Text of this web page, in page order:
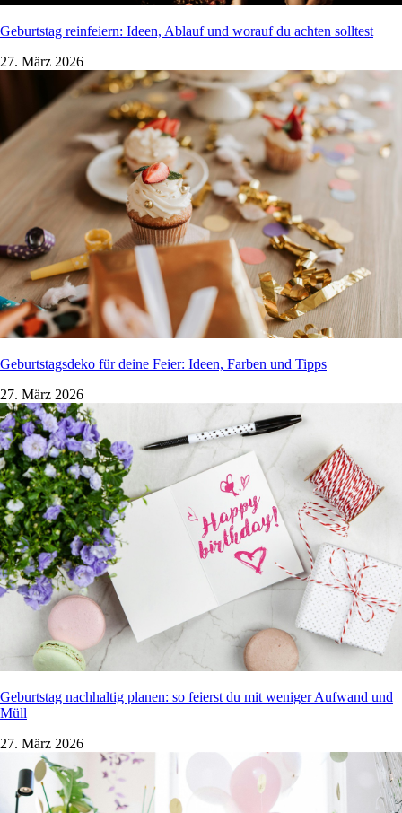
Geburtstag reinfeiern: Ideen, Ablauf und worauf du achten solltest
27. März 2026
Geburtstagsdeko für deine Feier: Ideen, Farben und Tipps
27. März 2026
Geburtstag nachhaltig planen: so feierst du mit weniger Aufwand und
Müll
27. März 2026